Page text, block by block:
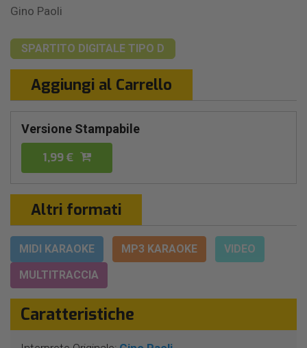
Gino Paoli
SPARTITO DIGITALE TIPO D
Aggiungi al Carrello
Versione Stampabile
1,99 €
Altri formati
MIDI KARAOKE MP3 KARAOKE
VIDEO
MULTITRACCIA
Caratteristiche